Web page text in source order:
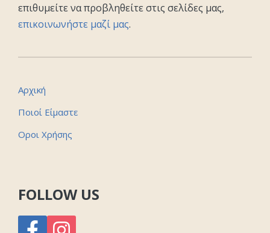
επιθυμείτε να προβληθείτε στις σελίδες μας,
επικοινωνήστε μαζί μας.
Αρχική
Ποιοί Είμαστε
Οροι Χρήσης
FOLLOW US